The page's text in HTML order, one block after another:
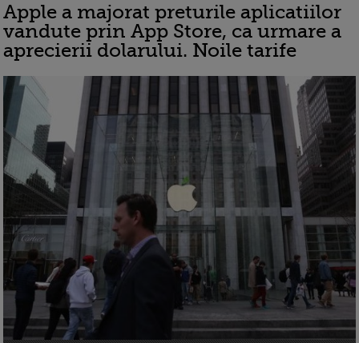
Apple a majorat preturile aplicatiilor
vandute prin App Store, ca urmare a
aprecierii dolarului. Noile tarife